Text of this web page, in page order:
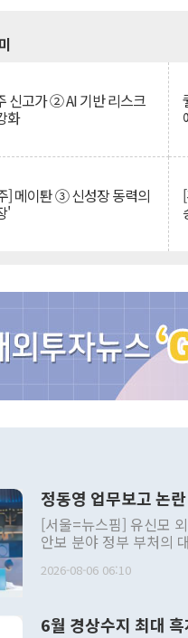
신고가 ② AI 기반 리스크
화
] 메이퇀 ③ 신성장 동력의
'
정동영 업무보고 논란
[서울=뉴스핌] 유신모
안보 분야 정부 부처의
발언 중에는 정부 내 조
주의적 희망에 근거한
2026-08-06 06:10
6월 경상수지 최대